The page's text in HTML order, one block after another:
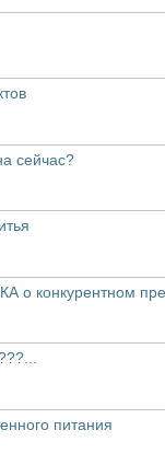
сейчас?
конкурентном
питания